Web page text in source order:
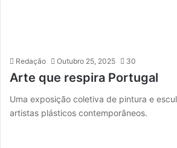
Redação Outubro 25, 2025 30
Arte que respira Portugal
Uma exposição coletiva de pintura e
artistas plásticos contemporâneos.